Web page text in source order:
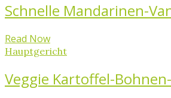
Schnelle Mandarinen-
Read Now
Hauptgericht
Veggie Kartoffel-